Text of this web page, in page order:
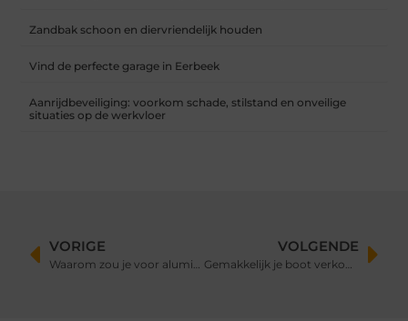
Zandbak schoon en diervriendelijk houden
Vind de perfecte garage in Eerbeek
Aanrijdbeveiliging: voorkom schade, stilstand en onveilige
situaties op de werkvloer
VORIGE
Waarom zou je voor aluminium kozijnen moeten kiezen?
VOLGENDE
Gemakkelijk je boot verkopen